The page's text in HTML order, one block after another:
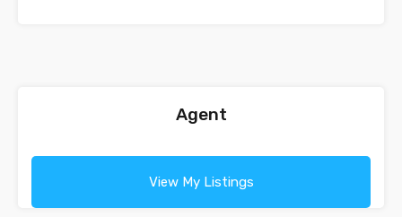
Agent
View My Listings